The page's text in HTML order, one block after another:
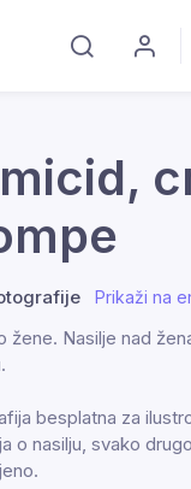
Prikaži na
žene. Nasilje nad
besplatna za
o nasilju, svako